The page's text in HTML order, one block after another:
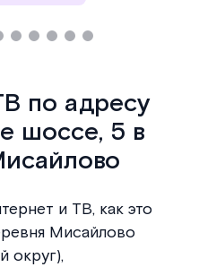
по адресу
шоссе, 5 в
и ТВ, как это
Мисайлово
округ),